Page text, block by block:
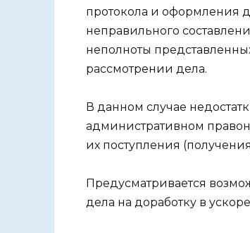
протокола и оформления
неправильного
неполноты
рассмотрении дела.
В данном случае
административном
их поступления
Предусматривается
дела на доработку в